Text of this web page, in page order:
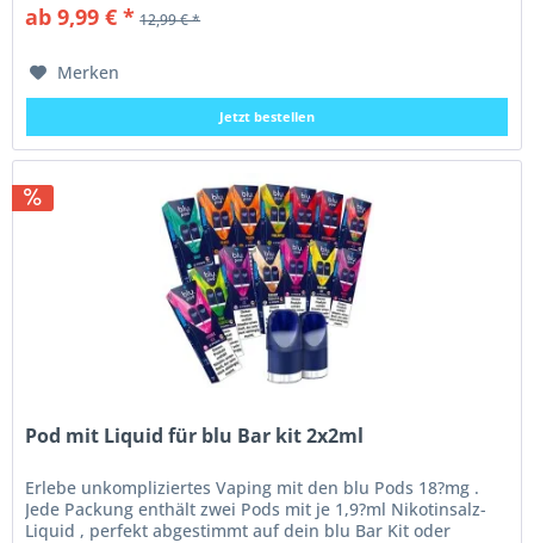
ab 9,99 € * 12,99 € *
Merken
Jetzt bestellen
Pod mit Liquid für blu Bar kit 2x2ml
Erlebe unkompliziertes Vaping mit den blu Pods 18?mg .
Jede Packung enthält zwei Pods mit je 1,9?ml Nikotinsalz-
Liquid , perfekt abgestimmt auf dein blu Bar Kit oder